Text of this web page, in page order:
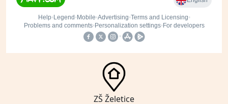
ZŠ Želetice